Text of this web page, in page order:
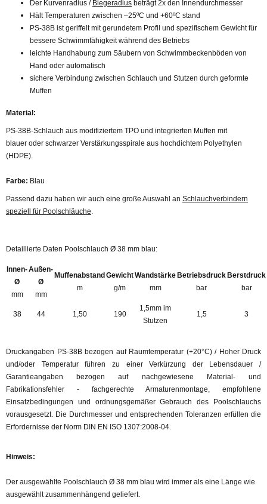
Der Kurvenradius / Biegeradius beträgt 2x den Innendurchmesser
Hält Temperaturen zwischen –25ºC und +60ºC stand
PS-38B ist geriffelt mit gerundetem Profil und spezifischem Gewicht für
bessere Schwimmfähigkeit während des Betriebs
leichte Handhabung zum Säubern von Schwimmbeckenböden von
Hand oder automatisch
sichere Verbindung zwischen Schlauch und Stutzen durch geformte
Muffen
Material:
PS-38B-Schlauch aus modifiziertem TPO und integrierten Muffen mit
blauer oder schwarzer Verstärkungsspirale aus hochdichtem Polyethylen
(HDPE).
Farbe: Blau
Passend dazu haben wir auch eine große Auswahl an Schlauchverbindern
speziell für Poolschläuche
Detaillierte Daten Poolschlauch Ø 38 mm blau:
Innen-
Ø
mm
Außen-
Ø
mm
Muffenabstand
m
Gewicht
g/m
Wandstärke
mm
Betriebsdruck
bar
Berstdruck
bar
38 44 1,50 190
1,5mm im
Stutzen
1,5 3
Druckangaben PS-38B bezogen auf Raumtemperatur (+20°C) / Hoher Druck
und/oder Temperatur führen zu einer Verkürzung der Lebensdauer /
Garantieangaben bezogen auf nachgewiesene Material- und
Fabrikationsfehler - fachgerechte Armaturenmontage, empfohlene
Einsatzbedingungen und ordnungsgemäßer Gebrauch des Poolschlauchs
vorausgesetzt. Die Durchmesser und entsprechenden Toleranzen erfüllen die
Erfordernisse der Norm DIN EN ISO 1307:2008-04.
Hinweis:
Der ausgewählte Poolschlauch Ø 38 mm blau wird immer als eine Länge wie
ausgewählt zusammenhängend geliefert.